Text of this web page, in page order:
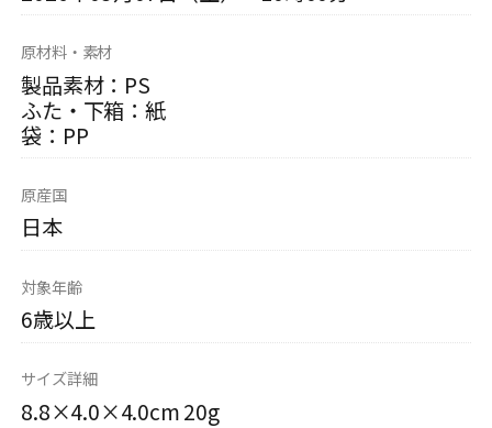
原材料・素材
製品素材：PS
ふた・下箱：紙
袋：PP
原産国
日本
対象年齢
6歳以上
サイズ詳細
8.8×4.0×4.0cm 20g